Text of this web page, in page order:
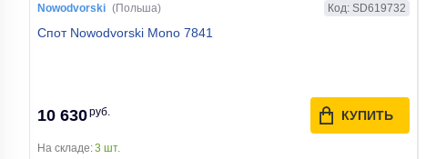
Nowodvorski (Польша) Код: SD619732
Спот Nowodvorski Mono 7841
10 630руб. КУПИТЬ
На складе:3 шт.